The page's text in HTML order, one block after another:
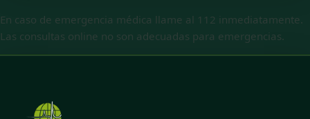
En caso de emergencia médica llame al 112 inmediatamente.
Las consultas online no son adecuadas para emergencias.